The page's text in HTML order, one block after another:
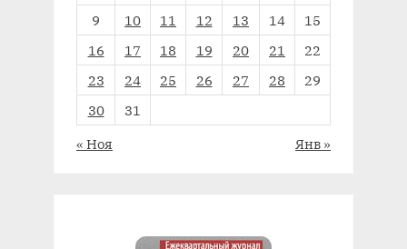
9
10 11 12 13 14
15
16
17 18 19 20 21
22
23
24 25 26 27 28
29
30
31
« Ноя
Янв »